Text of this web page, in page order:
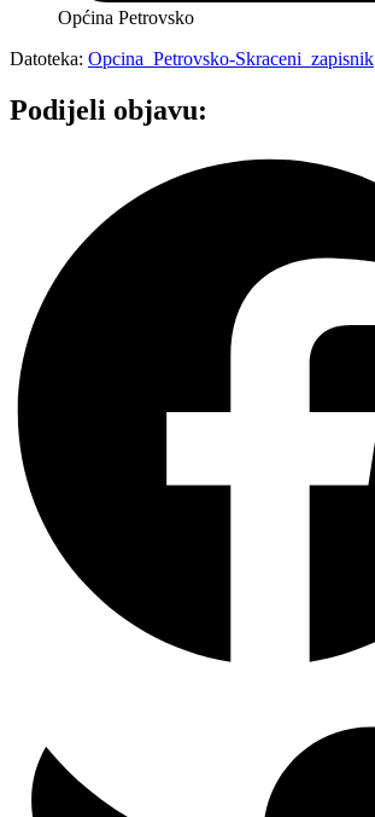
Općina Petrovsko
Datoteka: Opcina_Petrovsko-Skraceni_zapisnik
Podijeli objavu: